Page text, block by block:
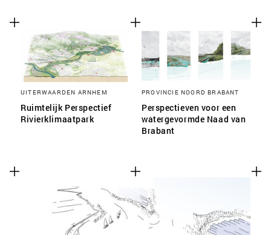
UITERWAARDEN ARNHEM
Ruimtelijk Perspectief
Rivierklimaatpark
PROVINCIE NOORD BRABANT
Perspectieven voor een
watergevormde Naad van
Brabant